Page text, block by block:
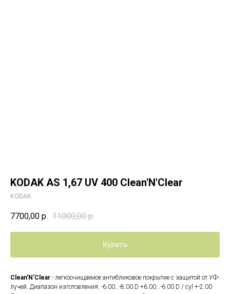
KODAK AS 1,67 UV 400 Clean'N'Clear
KODAK
7700,00 р. 11000,00 р.
Купить
Clean'N'Clear - легкоочищаемое антибликовое покрытие с защитой от УФ-
лучей. Диапазон изготовления: -6.00…-8.00 D +6.00…-6.00 D / cyl +-2.00